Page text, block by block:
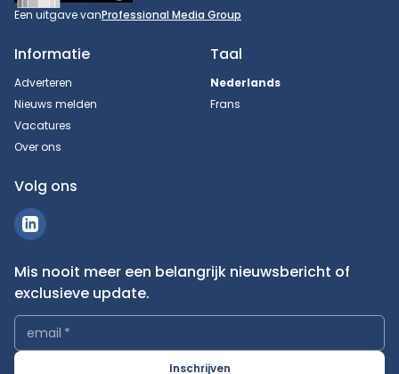
Een uitgave vanProfessional Media Group
Informatie
Adverteren
Nieuws melden
Vacatures
Over ons
Taal
Nederlands
Frans
Volg ons
Mis nooit meer een belangrijk nieuwsbericht of
exclusieve update.
email *
Inschrijven